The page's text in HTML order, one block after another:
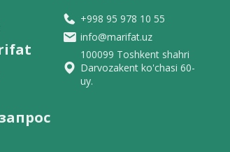
+998 95 978 10 55
info@marifat.uz
100099 Toshkent shahri
Darvozakent ko'chasi 60-
uy.